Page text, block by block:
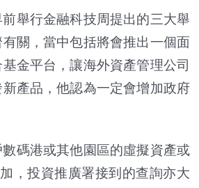
舉行金融科技周提出的三大舉
關，當中包括將會推出一個面
金平台，讓海外資產管理公司
產品，他認為一定會增加政府
碼港或其他園區的虛擬資產或
，投資推廣署接到的查詢亦大